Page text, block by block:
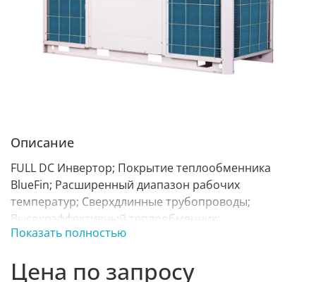
Описание
FULL DC Инвертор; Покрытие теплообменника
BlueFin; Расширенный диапазон рабочих
температур; Сверхдлинные трубопроводы;
Высокоэффективный теплообменник;
Прогрессивная система передачи данных (CAN);
Показать полностью
Цена по запросу